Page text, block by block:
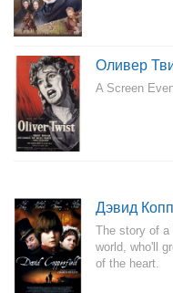
Оливер
A Screen
Дэвид
The story of a
world, who'll
of the heart.